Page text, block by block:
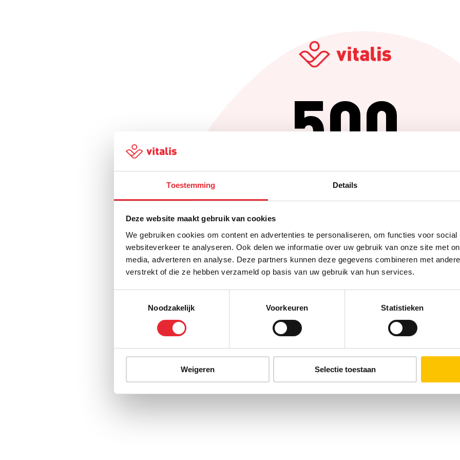
Toestemming Details
Deze website maakt gebruik van cookies
We gebruiken cookies om content en advertenties te personaliseren, om functies voor
websiteverkeer te analyseren. Ook delen we informatie over uw gebruik van onze site met
media, adverteren en analyse. Deze partners kunnen deze gegevens combineren met
verstrekt of die ze hebben verzameld op basis van uw gebruik van hun services.
Noodzakelijk
Voorkeuren Statistieken
Weigeren Selectie toestaan
500
Er is iets fout gegaan
Probeer het later opnieuw of ga terug naar de homepagina.
Home